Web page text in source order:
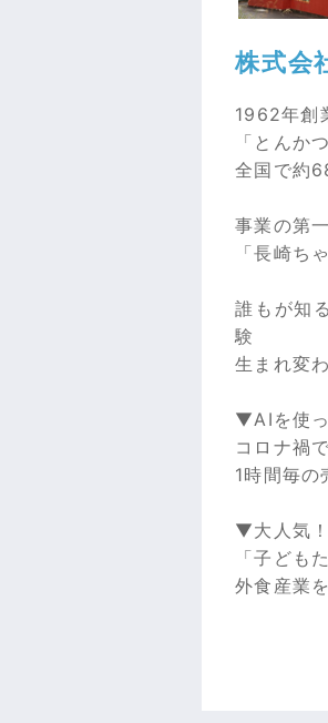
株式会
1962年創
「とんか
全国で約
事業の第
「長崎ち
誰もが知
験
生まれ変
▼AIを使っ
コロナ禍
1時間毎の
▼大人気！
「子ども
外食産業